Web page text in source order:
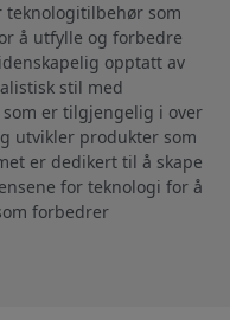
teknologitilbehør som
å utfylle og forbedre
opptatt av
stil med
som er tilgjengelig i over
utvikler produkter som
er dedikert til å skape
for teknologi for å
forbedrer